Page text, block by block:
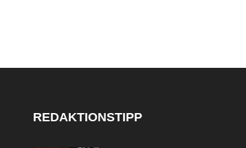
REDAKTIONSTIPP